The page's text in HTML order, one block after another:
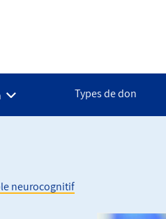
Types de don
neurocognitif